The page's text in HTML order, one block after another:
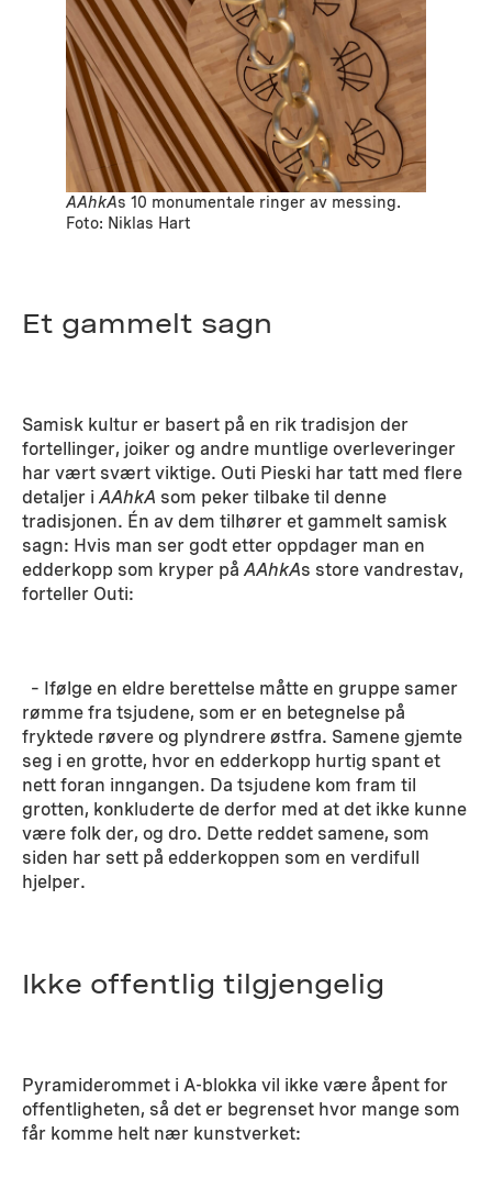
AAhkAs 10 monumentale ringer av messing.
Foto: Niklas Hart
Et gammelt sagn
Samisk kultur er basert på en rik tradisjon der
fortellinger, joiker og andre muntlige overleveringer
har vært svært viktige. Outi Pieski har tatt med flere
detaljer iAAhkA som peker tilbake til denne
tradisjonen. Én av dem tilhører et gammelt samisk
sagn: Hvis man ser godt etter oppdager man en
edderkopp som kryper påAAhkAs store vandrestav,
forteller Outi:
– Ifølge en eldre berettelse måtte en gruppe samer
rømme fra tsjudene, som er en betegnelse på
fryktede røvere og plyndrere østfra. Samene gjemte
seg i en grotte, hvor en edderkopp hurtig spant et
nett foran inngangen. Da tsjudene kom fram til
grotten, konkluderte de derfor med at det ikke kunne
være folk der, og dro. Dette reddet samene, som
siden har sett på edderkoppen som en verdifull
hjelper.
Ikke offentlig tilgjengelig
Pyramiderommet i A-blokka vil ikke være åpent for
offentligheten, så det er begrenset hvor mange som
får komme helt nær kunstverket: